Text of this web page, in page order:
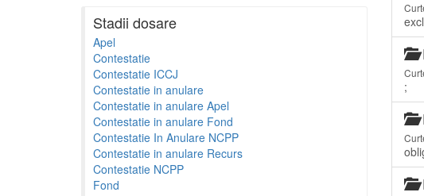
Stadii dosare
Apel
Contestatie
Contestatie ICCJ
Contestatie in anulare
Contestatie in anulare Apel
Contestatie in anulare Fond
Contestatie In Anulare NCPP
Contestatie in anulare Recurs
Contestatie NCPP
Fond
;